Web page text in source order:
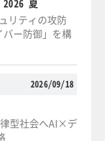
リティの攻防
バー防御」を構
2026/09/18
型社会へAI×デ